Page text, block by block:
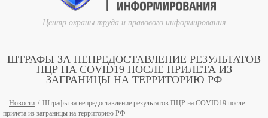
Центр охраны труда и правового информирования
ШТРАФЫ ЗА НЕПРЕДОСТАВЛЕНИЕ РЕЗУЛЬТАТОВ
ПЦР НА COVID19 ПОСЛЕ ПРИЛЕТА ИЗ
ЗАГРАНИЦЫ НА ТЕРРИТОРИЮ РФ
Новости
Штрафы за непредоставление результатов ПЦР на COVID19 после
прилета из заграницы на территорию РФ